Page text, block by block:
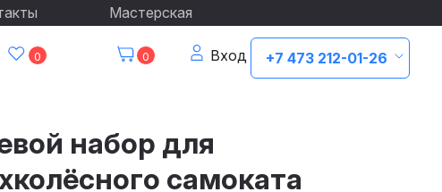
Мастерская
+7 473 212-01-26
Вход
0 0
набор для
самоката